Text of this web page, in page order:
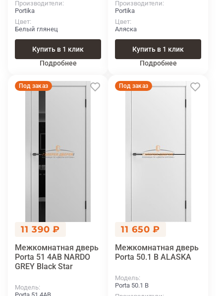
Производители
Portika
Цвет
Белый глянец
Купить в 1 клик
Подробнее
Производители
Portika
Цвет
Аляска
Купить в 1 клик
Подробнее
Под заказ
11 390 ₽
Межкомнатная дверь
Porta 51 4АВ NARDO
GREY Black Star
Модель
Под заказ
11 650 ₽
Межкомнатная дверь
Porta 50.1 В ALASKA
Модель
Porta 50.1 В